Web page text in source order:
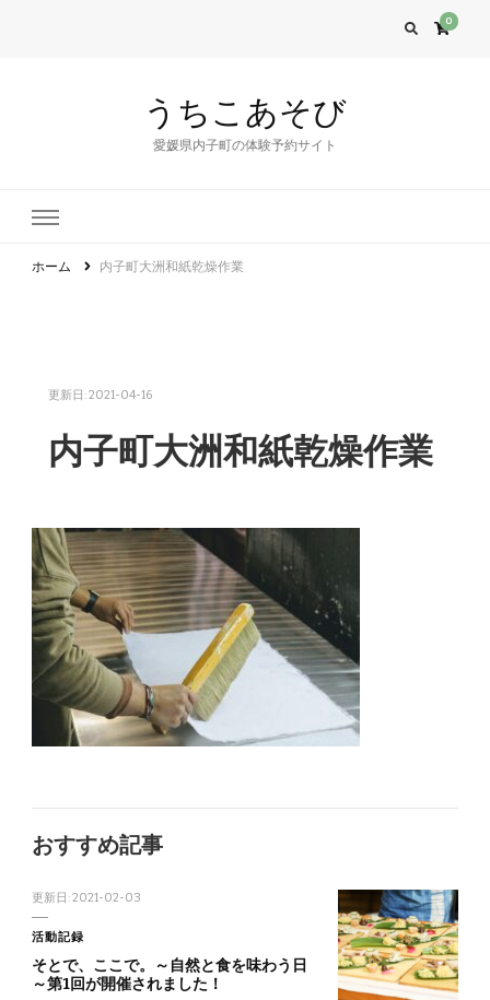
0
うちこあそび
愛媛県内子町の体験予約サイト
ホーム 内子町大洲和紙乾燥作業
更新日:2021-04-16
内子町大洲和紙乾燥作業
おすすめ記事
更新日:2021-02-03
活動記録
そとで、ここで。～自然と食を味わう日
～第1回が開催されました！